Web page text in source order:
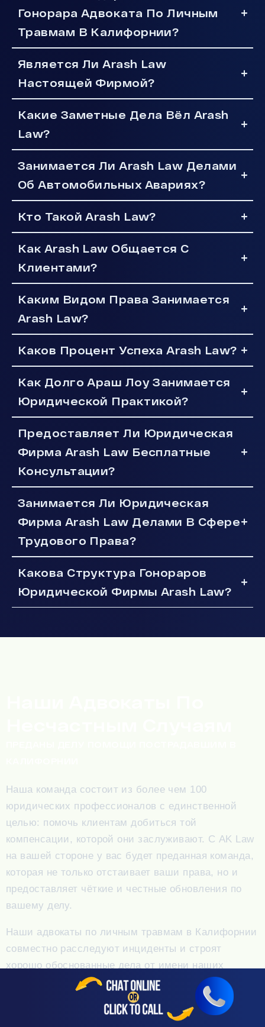
Гонорара Адвоката По Личным
Травмам В Калифорнии?
Является Ли Arash Law
Настоящей Фирмой?
Какие Заметные Дела Вёл Arash
Law?
Занимается Ли Arash Law Делами
Об Автомобильных Авариях?
Кто Такой Arash Law?
Как Arash Law Общается С
Клиентами?
Каким Видом Права Занимается
Arash Law?
Каков Процент Успеха Arash Law?
Как Долго Араш Лоу Занимается
Юридической Практикой?
Предоставляет Ли Юридическая
Фирма Arash Law Бесплатные
Консультации?
Занимается Ли Юридическая
Фирма Arash Law Делами В Сфере
Трудового Права?
Какова Структура Гонораров
Юридической Фирмы Arash Law?
Наша команда состоит из более чем 100
юридических профессионалов с единственной
целью: помочь клиентам добиться той
компенсации, которой они заслуживают. С AK Law
на вашей стороне у вас будет преданная команда,
которая не только отстаивает ваши права, но и
предоставляет чёткие и честные обновления по
вашему делу.
Наши адвокаты по личным травмам в Калифорнии
совместно расследуют инциденты и строят
хорошо обоснованные дела от имени наших
клиентов. Какими бы ни были ваши цели —
достичь урегулирования или передать дело в суд
— мы здесь, чтобы предоставить юридическое